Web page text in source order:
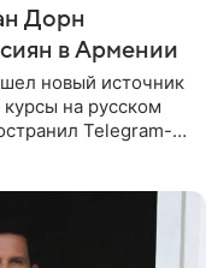
Дорн
в Армении
новый источник
на русском
Telegram-